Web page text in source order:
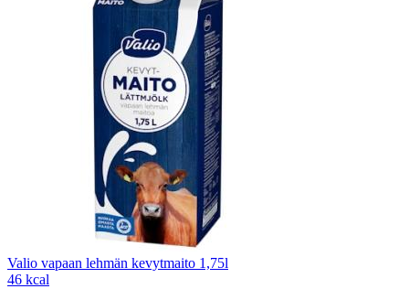
Valio vapaan lehmän kevytmaito 1,75l
46 kcal